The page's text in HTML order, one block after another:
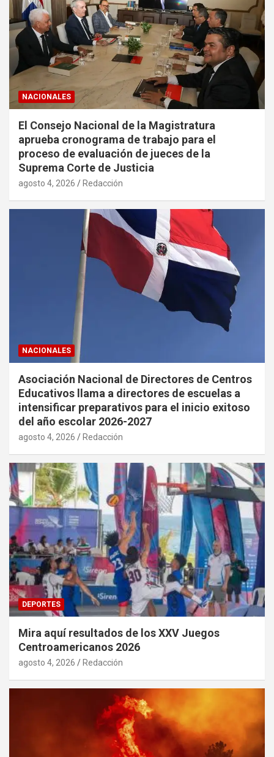
NACIONALES
El Consejo Nacional de la Magistratura
aprueba cronograma de trabajo para el
proceso de evaluación de jueces de la
Suprema Corte de Justicia
agosto 4, 2026 Redacción
NACIONALES
Asociación Nacional de Directores de Centros
Educativos llama a directores de escuelas a
intensificar preparativos para el inicio exitoso
del año escolar 2026-2027
agosto 4, 2026 Redacción
DEPORTES
Mira aquí resultados de los XXV Juegos
Centroamericanos 2026
agosto 4, 2026 Redacción